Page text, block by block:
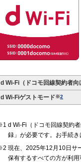
d Wi-Fi（ドコモ回線契約者向
d Wi-Fiゲストモード※2
d Wi-Fi（ドコモ回線契約
録」が必要です。お手続き
現在、2025年12月10日サ
保有するすべての方が利用